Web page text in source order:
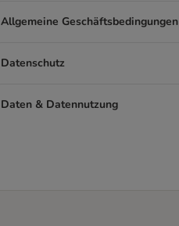
Allgemeine Geschäftsbedingungen
Datenschutz
Daten & Datennutzung